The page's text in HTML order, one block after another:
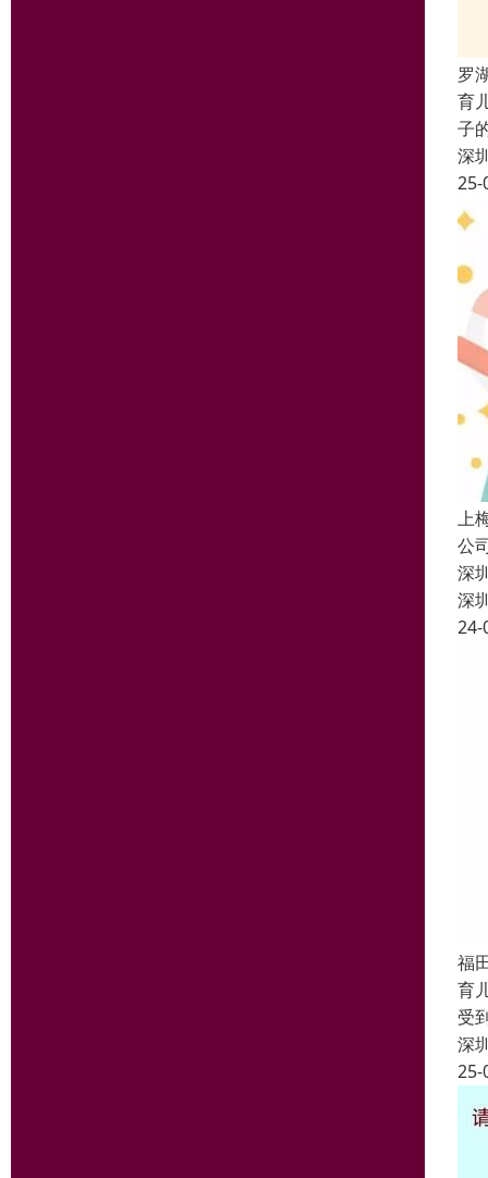
罗
育
子
深
25-
上
公
深
深
24-
福
育
受
深
25-